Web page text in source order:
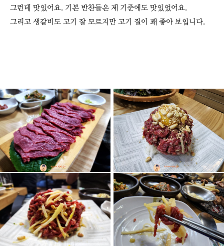
그런데 맛있어요. 기본 반찬들은 제 기준에도 맛있었어요.
그리고 생갈비도 고기 잘 모르지만 고기 질이 꽤 좋아 보입니다.